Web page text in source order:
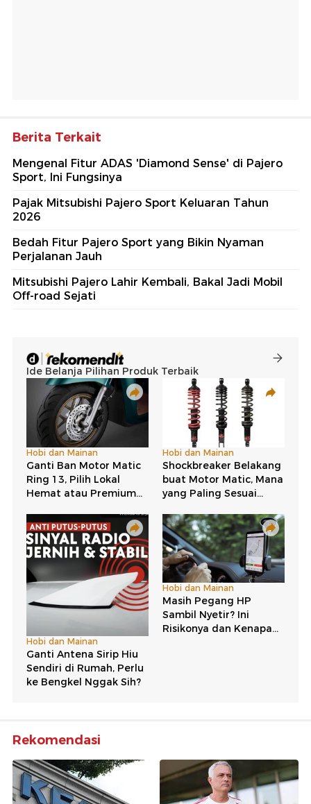
Berita Terkait
Mengenal Fitur ADAS 'Diamond Sense' di Pajero
Sport, Ini Fungsinya
Pajak Mitsubishi Pajero Sport Keluaran Tahun
2026
Bedah Fitur Pajero Sport yang Bikin Nyaman
Perjalanan Jauh
Mitsubishi Pajero Lahir Kembali, Bakal Jadi Mobil
Off-road Sejati
Rekomendasi